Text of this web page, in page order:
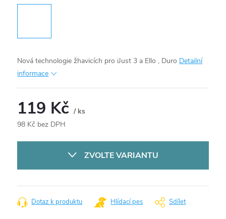
Nová technologie žhavicích pro iJust 3 a Ello , Duro Detailní
informace
119 Kč/ ks
98 Kč bez DPH
ZVOLTE VARIANTU
Dotaz k produktu Hlídací pes Sdílet